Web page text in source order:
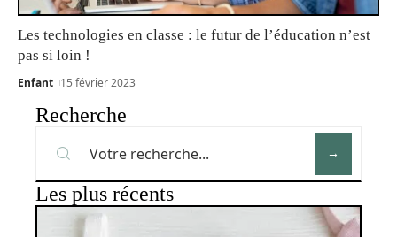
Les technologies en classe : le futur de l’éducation n’est
pas si loin !
Enfant 15 février 2023
Recherche
Les plus récents